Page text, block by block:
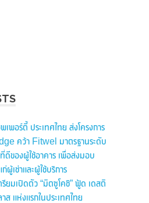
เพอร์ตี้ ประเทศไทย ส่งโครงการ
คว้า Fitwel มาตรฐานระดับ
ดีของผู้ใช้อาคาร เพื่อส่งมอบ
เช่าและผู้ใช้บริการ
ยมเปิดตัว “มิตซูโคชิ” ฟู้ด เดสติ
ส แห่งแรกในประเทศไทย